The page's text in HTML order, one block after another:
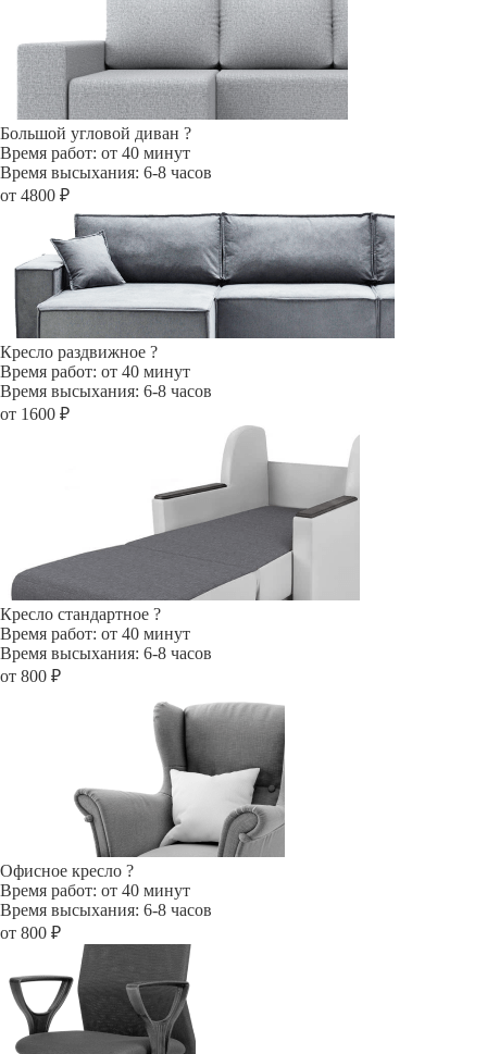
Большой угловой диван ?
Время работ: от 40 минут
Время высыхания: 6-8 часов
от 4800 ₽
Кресло раздвижное ?
Время работ: от 40 минут
Время высыхания: 6-8 часов
от 1600 ₽
Кресло стандартное ?
Время работ: от 40 минут
Время высыхания: 6-8 часов
от 800 ₽
Офисное кресло ?
Время работ: от 40 минут
Время высыхания: 6-8 часов
от 800 ₽